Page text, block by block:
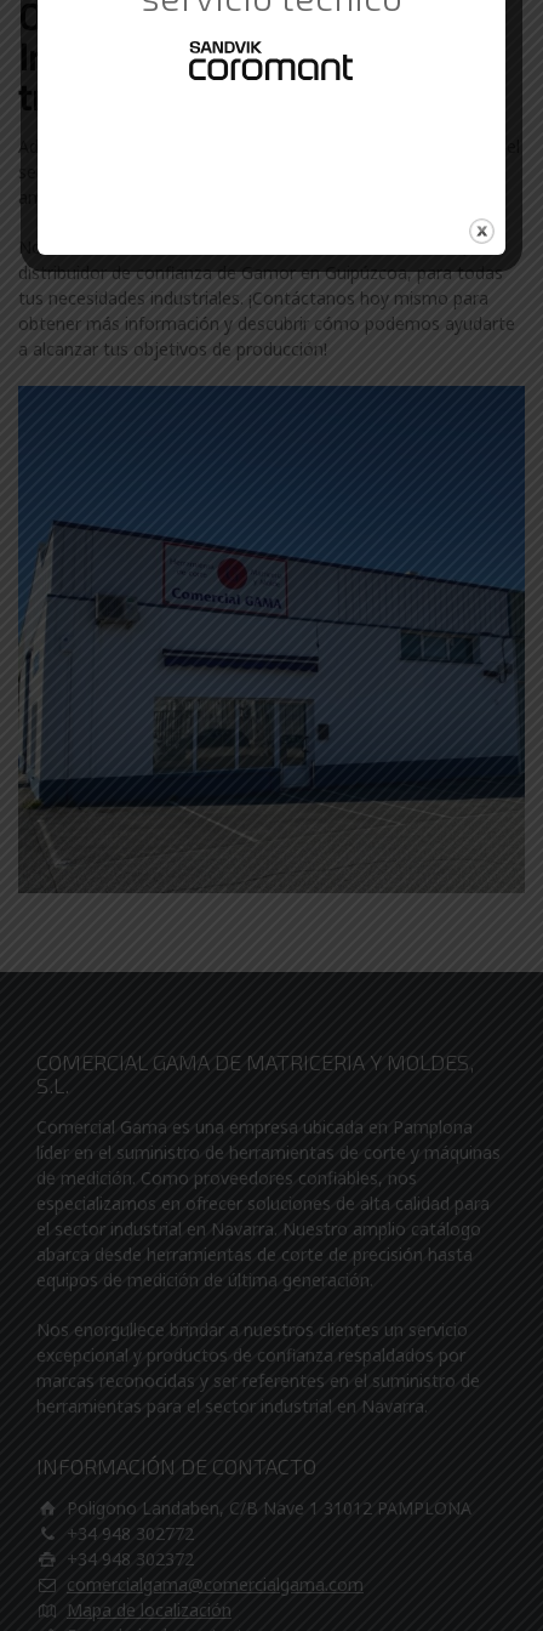
Otras marcas de Suministros
Industriales con las que
trabajamos en Guipúzcoa
Además de Gamor, colaboramos con otras marcas líderes en el
amplia gama de marcas visitando nuestra
No te conformes con menos. Confía en ComercialGama, tu
distribuidor de confianza de Gamor en Guipúzcoa, para todas
tus necesidades industriales. ¡Contáctanos hoy mismo para
obtener más información y descubrir cómo podemos ayudarte
a alcanzar tus objetivos de producción!
COMERCIAL GAMA DE MATRICERIA Y MOLDES,
S.L.
Comercial Gama es una empresa ubicada en Pamplona
líder en el suministro de herramientas de corte y máquinas
de medición. Como proveedores confiables, nos
especializamos en ofrecer soluciones de alta calidad para
el sector industrial en Navarra. Nuestro amplio catálogo
abarca desde herramientas de corte de precisión hasta
equipos de medición de última generación.
Nos enorgullece brindar a nuestros clientes un servicio
excepcional y productos de confianza respaldados por
marcas reconocidas y ser referentes en el suministro de
herramientas para el sector industrial en Navarra.
INFORMACIÓN DE CONTACTO
Poligono Landaben, C/B Nave 1 31012 PAMPLONA
+34 948 302772
+34 948 302372
comercialgama@comercialgama.com
Mapa de localización